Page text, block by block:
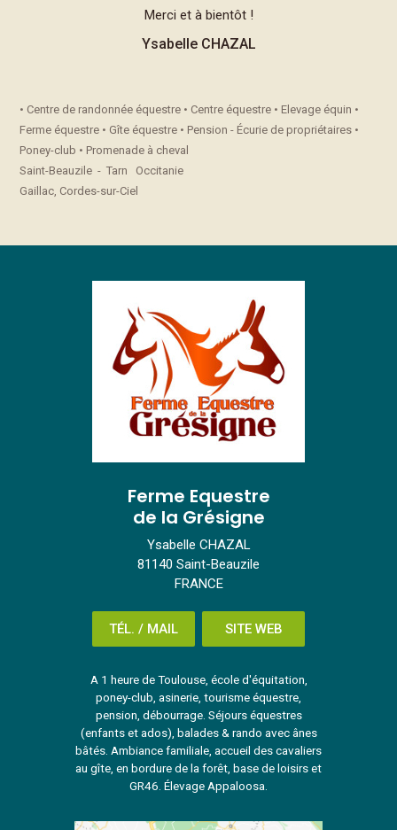
Merci et à bientôt !
Ysabelle CHAZAL
• Centre de randonnée équestre • Centre équestre • Elevage équin •
Ferme équestre • Gîte équestre • Pension - Écurie de propriétaires •
Poney-club • Promenade à cheval
Saint-Beauzile - Tarn Occitanie
Gaillac, Cordes-sur-Ciel
Ferme Equestre
de la Grésigne
Ysabelle CHAZAL
81140 Saint-Beauzile
FRANCE
TÉL. / MAIL SITE WEB
A 1 heure de Toulouse, école d'équitation,
poney-club, asinerie, tourisme équestre,
pension, débourrage. Séjours équestres
(enfants et ados), balades & rando avec ânes
bâtés. Ambiance familiale, accueil des cavaliers
au gîte, en bordure de la forêt, base de loisirs et
GR46. Élevage Appaloosa.